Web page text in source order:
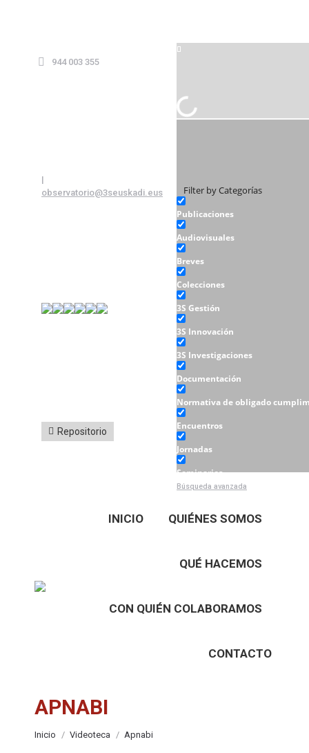
944 003 355
|
observatorio@3seuskadi.eus
Repositorio
Filter by Categorías
Publicaciones
Audiovisuales
Breves
Colecciones
3S Gestión
3S Innovación
3S Investigaciones
Documentación
Normativa de obligado
Encuentros
Jornadas
Seminarios
Búsqueda avanzada
INICIO QUIÉNES SOMOS
QUÉ HACEMOS
CON QUIÉN COLABORAMOS
CONTACTO
APNABI
Estás aquí:
Inicio Videoteca Apnabi